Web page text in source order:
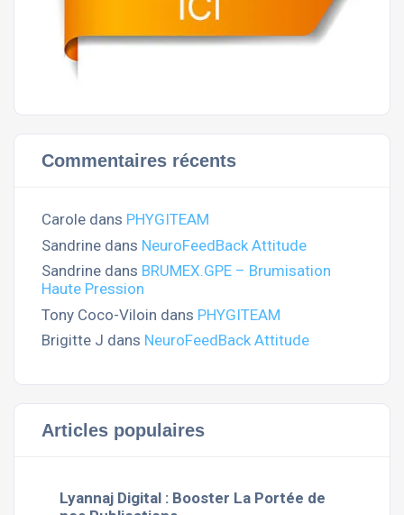
Commentaires récents
Carole dans PHYGITEAM
Sandrine dans NeuroFeedBack Attitude
Sandrine dans BRUMEX.GPE – Brumisation
Haute Pression
Tony Coco-Viloin dans PHYGITEAM
Brigitte J dans NeuroFeedBack Attitude
Articles populaires
Lyannaj Digital : Booster La Portée de